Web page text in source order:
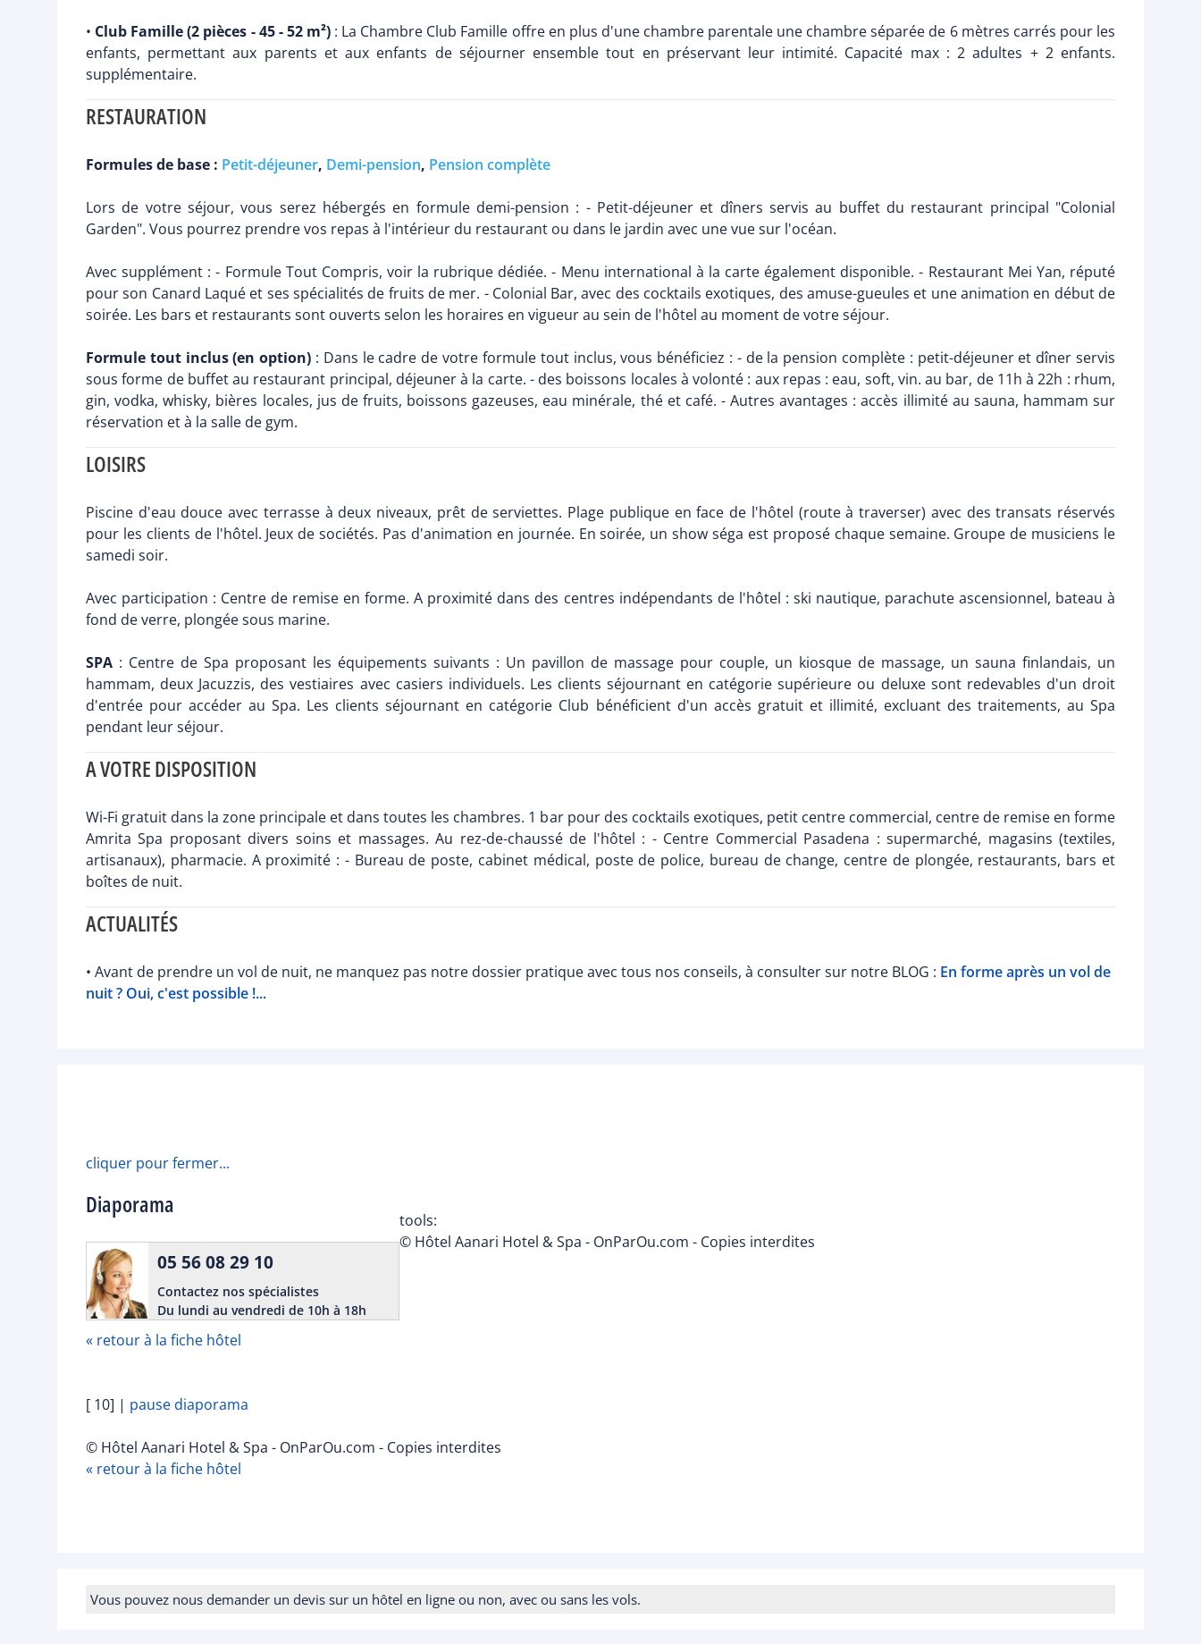
• Club Famille (2 pièces - 45 - 52 m²): La Chambre Club Famille offre en plus d'une chambre parentale une chambre séparée de 6 mètres carrés pour les
enfants, permettant aux parents et aux enfants de séjourner ensemble tout en préservant leur intimité. Capacité max : 2 adultes + 2 enfants.
supplémentaire.
RESTAURATION
Formules de base : Petit-déjeuner, Demi-pension, Pension complète
Lors de votre séjour, vous serez hébergés en formule demi-pension : - Petit-déjeuner et dîners servis au buffet du restaurant principal "Colonial
Garden". Vous pourrez prendre vos repas à l'intérieur du restaurant ou dans le jardin avec une vue sur l'océan.
Avec supplément : - Formule Tout Compris, voir la rubrique dédiée. - Menu international à la carte également disponible. - Restaurant Mei Yan, réputé
pour son Canard Laqué et ses spécialités de fruits de mer. - Colonial Bar, avec des cocktails exotiques, des amuse-gueules et une animation en début de
soirée. Les bars et restaurants sont ouverts selon les horaires en vigueur au sein de l'hôtel au moment de votre séjour.
Formule tout inclus (en option) : Dans le cadre de votre formule tout inclus, vous bénéficiez : - de la pension complète : petit-déjeuner et dîner servis
sous forme de buffet au restaurant principal, déjeuner à la carte. - des boissons locales à volonté : aux repas : eau, soft, vin. au bar, de 11h à 22h : rhum,
gin, vodka, whisky, bières locales, jus de fruits, boissons gazeuses, eau minérale, thé et café. - Autres avantages : accès illimité au sauna, hammam sur
réservation et à la salle de gym.
LOISIRS
Piscine d'eau douce avec terrasse à deux niveaux, prêt de serviettes. Plage publique en face de l'hôtel (route à traverser) avec des transats réservés
pour les clients de l'hôtel. Jeux de sociétés. Pas d'animation en journée. En soirée, un show séga est proposé chaque semaine. Groupe de musiciens le
samedi soir.
Avec participation : Centre de remise en forme. A proximité dans des centres indépendants de l'hôtel : ski nautique, parachute ascensionnel, bateau à
fond de verre, plongée sous marine.
SPA : Centre de Spa proposant les équipements suivants : Un pavillon de massage pour couple, un kiosque de massage, un sauna finlandais, un
hammam, deux Jacuzzis, des vestiaires avec casiers individuels. Les clients séjournant en catégorie supérieure ou deluxe sont redevables d'un droit
d'entrée pour accéder au Spa. Les clients séjournant en catégorie Club bénéficient d'un accès gratuit et illimité, excluant des traitements, au Spa
pendant leur séjour.
A VOTRE DISPOSITION
Wi-Fi gratuit dans la zone principale et dans toutes les chambres. 1 bar pour des cocktails exotiques, petit centre commercial, centre de remise en forme
Amrita Spa proposant divers soins et massages. Au rez-de-chaussé de l'hôtel : - Centre Commercial Pasadena : supermarché, magasins (textiles,
artisanaux), pharmacie. A proximité : - Bureau de poste, cabinet médical, poste de police, bureau de change, centre de plongée, restaurants, bars et
boîtes de nuit.
ACTUALITÉS
• Avant de prendre un vol de nuit, ne manquez pas notre dossier pratique avec tous nos conseils, à consulter sur notre BLOG : En forme après un vol de
nuit ? Oui, c'est possible !...
cliquer pour fermer...
Diaporama
05 56 08 29 10
Contactez nos spécialistes
Du lundi au vendredi de 10h à 18h
tools:
© Hôtel Aanari Hotel & Spa - OnParOu.com - Copies interdites
« retour à la fiche hôtel
[ 10] | pause diaporama
© Hôtel Aanari Hotel & Spa - OnParOu.com - Copies interdites
« retour à la fiche hôtel
Vous pouvez nous demander un devis sur un hôtel en ligne ou non, avec ou sans les vols.